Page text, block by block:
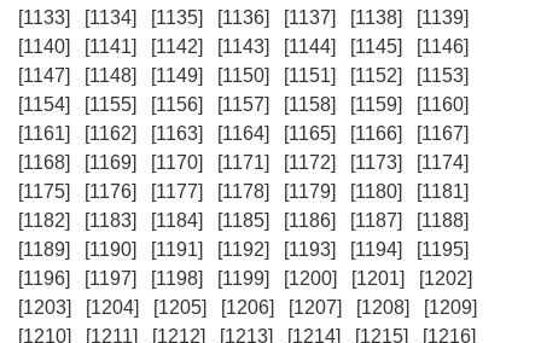
[1133]
[1134] [1135] [1136] [1137] [1138]
[1139]
[1140]
[1141] [1142] [1143] [1144] [1145]
[1146]
[1147]
[1148] [1149] [1150] [1151] [1152]
[1153]
[1154]
[1155] [1156] [1157] [1158] [1159]
[1160]
[1161]
[1162] [1163] [1164] [1165] [1166]
[1167]
[1168]
[1169] [1170] [1171] [1172] [1173]
[1174]
[1175]
[1176] [1177] [1178] [1179] [1180]
[1181]
[1182]
[1183] [1184] [1185] [1186] [1187]
[1188]
[1189]
[1190] [1191] [1192] [1193] [1194]
[1195]
[1196]
[1197] [1198] [1199] [1200] [1201]
[1202]
[1203]
[1204] [1205] [1206] [1207] [1208]
[1209]
[1210]
[1211] [1212] [1213] [1214] [1215]
[1216]